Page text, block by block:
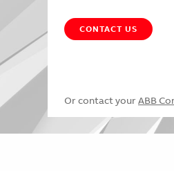
CONTACT US
Or contact your ABB